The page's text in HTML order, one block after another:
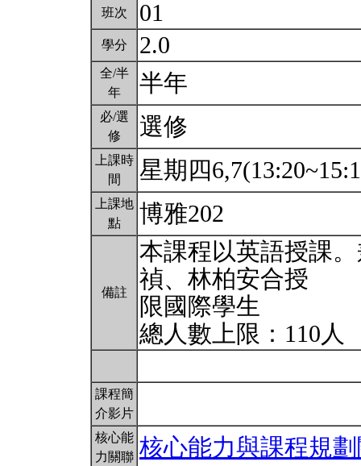
班次 01
學分 2.0
全/半
年
半年
必/選
修
選修
上課時
間
星期四
上課地
點
博雅202
備註
本課程以英語授課
禎、林柏安合授
限國際學生
總人數上限：110人
課程簡
介影片
核心能
力關聯 核心能力與課程規